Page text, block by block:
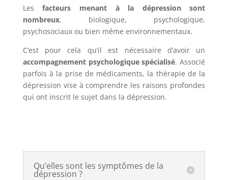
Lesfacteurs menant à la dépression sont
nombreux, biologique, psychologique,
psychosociaux ou bien même environnementaux.
C’est pour cela qu’il est nécessaire d’avoir un
accompagnement psychologique spécialisé. Associé
parfois à la prise de médicaments, la thérapie de la
dépression vise à comprendre les raisons profondes
qui ont inscrit le sujet dans la dépression.
Qu’elles sont les symptômes de la
dépression ?